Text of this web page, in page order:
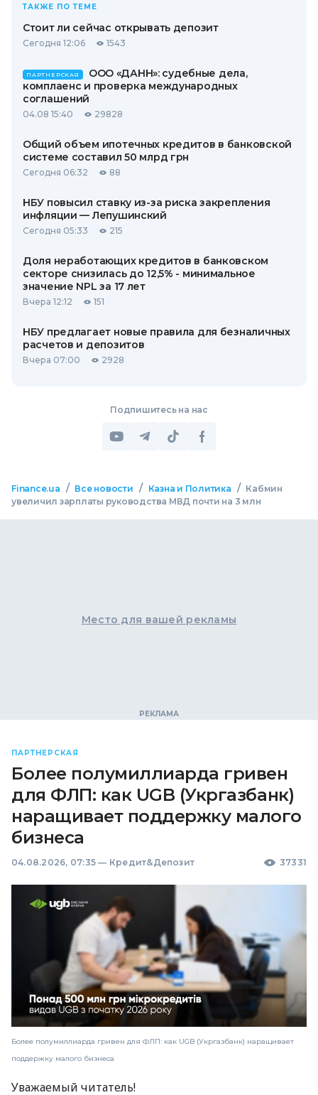
ТАКЖЕ ПО ТЕМЕ
Стоит ли сейчас открывать депозит
Сегодня 12:06 1543
ПАРТНЕРСКАЯ
ООО «ДАНН»: судебные дела,
комплаенс и проверка международных
соглашений
04.08 15:40 29828
Общий объем ипотечных кредитов в банковской
системе составил 50 млрд грн
Сегодня 06:32 88
НБУ повысил ставку из-за риска закрепления
инфляции — Лепушинский
Сегодня 05:33 215
Доля неработающих кредитов в банковском
секторе снизилась до 12,5% - минимальное
значение NPL за 17 лет
Вчера 12:12 151
НБУ предлагает новые правила для безналичных
расчетов и депозитов
Вчера 07:00 2928
Подпишитесь на нас
Finance.ua / Все новости / Казна и Политика / Кабмин
увеличил зарплаты руководства МВД почти на 3 млн
Место для вашей рекламы
ПАРТНЕРСКАЯ
Более полумиллиарда гривен
для ФЛП: как UGB (Укргазбанк)
наращивает поддержку малого
бизнеса
04.08.2026, 07:35 — Кредит&Депозит 37331
Более полумиллиарда гривен для ФЛП: как UGB (Укргазбанк) наращивает
поддержку малого бизнеса
Уважаемый читатель!